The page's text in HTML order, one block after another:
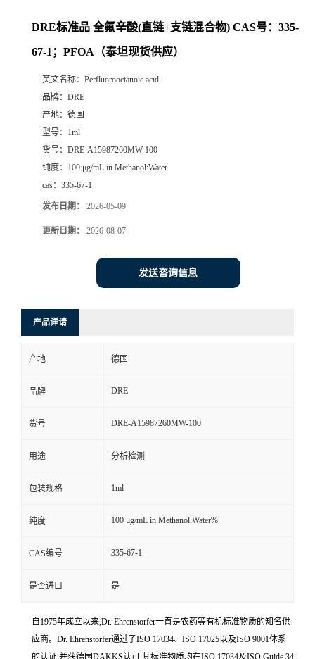
DRE标准品 全氟辛酸(直链+支链混合物) CAS号：335-
67-1；PFOA（泰坦现货供应）
英文名称： Perfluorooctanoic acid
品牌： DRE
产地： 德国
型号： 1ml
货号： DRE-A15987260MW-100
纯度： 100 μg/mL in Methanol:Water
cas： 335-67-1
发布日期： 2026-05-09
更新日期： 2026-08-07
发送咨询信息
产品详请
产地 德国
品牌 DRE
货号 DRE-A15987260MW-100
用途 分析检测
包装规格 1ml
纯度 100 μg/mL in Methanol:Water%
CAS编号 335-67-1
是否进口 是
自1975年成立以来,Dr. Ehrenstorfer一直是农药等有机标准物质的知名供
应商。Dr. Ehrenstorfer通过了ISO 17034、ISO 17025以及ISO 9001体系
的认证,并获德国DAKKS认可,其标准物质均在ISO 17034及ISO Guide 34